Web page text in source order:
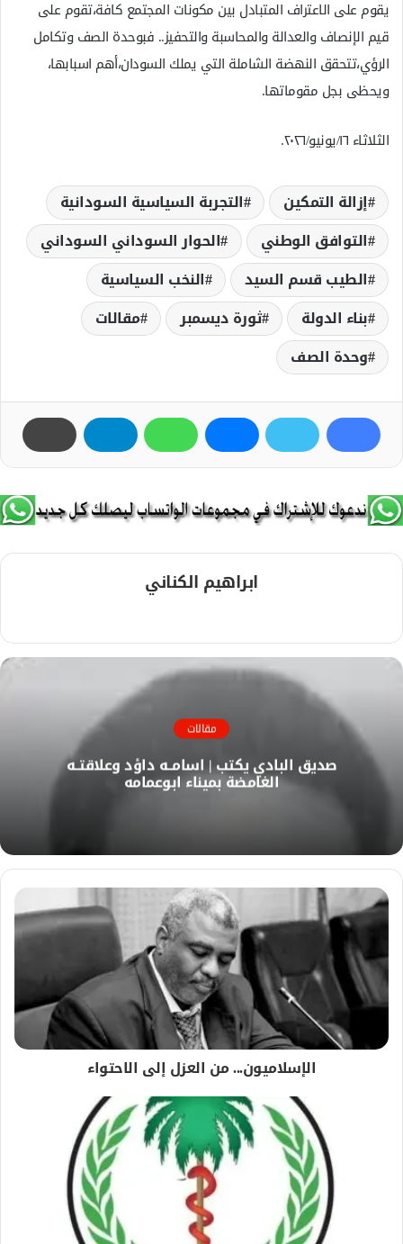
يقوم على الاعتراف المتبادل بين مكونات المجتمع كافة،تقوم على
قيم الإنصاف والعدالة والمحاسبة والتحفيز.. فبوحدة الصف وتكامل
الرؤي،تتحقق النهضة الشاملة التي يملك السودان،أهم اسبابها،
ويحظى بجل مقوماتها.
الثلاثاء ١٦/يونيو/٢٠٢٦.
إزالة التمكين
التجربة السياسية السودانية
التوافق الوطني
الحوار السوداني السوداني
الطيب قسم السيد
النخب السياسية
بناء الدولة
ثورة ديسمبر
مقالات
وحدة الصف
ابراهيم الكناني
ق
ع
ل
و
ي
ب
مقالات
صديق البادي يكتب | اسامــه داؤد وعلاقتــه
الغامضة بميناء ابوعمامه
الإسلاميون... من العزل إلى الاحتواء